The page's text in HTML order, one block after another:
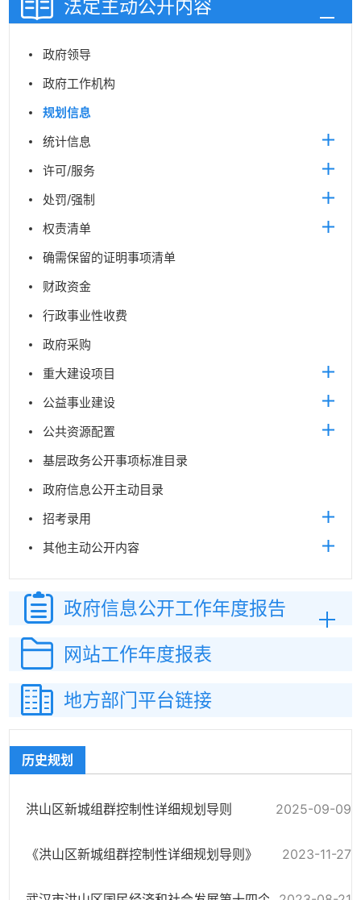
法定主动公开内容
政府领导
政府工作机构
规划信息
统计信息
许可/服务
处罚/强制
权责清单
确需保留的证明事项清单
财政资金
行政事业性收费
政府采购
重大建设项目
公益事业建设
公共资源配置
基层政务公开事项标准目录
政府信息公开主动目录
招考录用
其他主动公开内容
政府信息公开工作年度报告
网站工作年度报表
地方部门平台链接
历史规划
洪山区新城组群控制性详细规划导则 2025-09-09
《洪山区新城组群控制性详细规划导则》 2023-11-27